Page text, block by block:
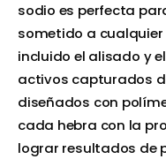
sodio es perfecta
sometido a
incluido el alisado y
activos capturados
diseñados con
cada hebra con la
lograr resultados de